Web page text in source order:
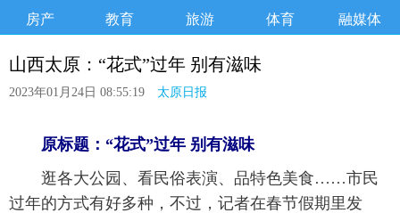
房产
教育 旅游 体育 融媒体
山西太原：“花式”过年 别有滋味
2023年01月24日 08:55:19 太原日报
原标题：“花式”过年 别有滋味
逛各大公园、看民俗表演、品特色美食……市民
过年的方式有好多种，不过，记者在春节假期里发